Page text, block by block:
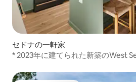
セドナの一軒家
* 2023年に建てられた新築のWest